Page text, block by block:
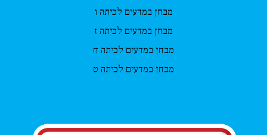
מבחן במדעים לכיתה ו
מבחן במדעים לכיתה ז
מבחן במדעים לכיתה ח
מבחן במדעים לכיתה ט